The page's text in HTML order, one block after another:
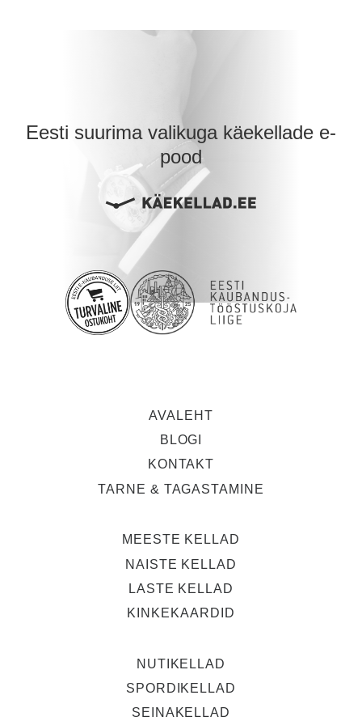
Eesti suurima valikuga käekellade e-
pood
AVALEHT
BLOGI
KONTAKT
TARNE & TAGASTAMINE
MEESTE KELLAD
NAISTE KELLAD
LASTE KELLAD
KINKEKAARDID
NUTIKELLAD
SPORDIKELLAD
SEINAKELLAD